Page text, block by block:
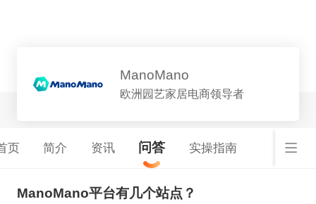
ManoMano
欧洲园艺家居电商领导者
页 简介 资讯 问答 实操指南
ManoMano平台有几个站点？